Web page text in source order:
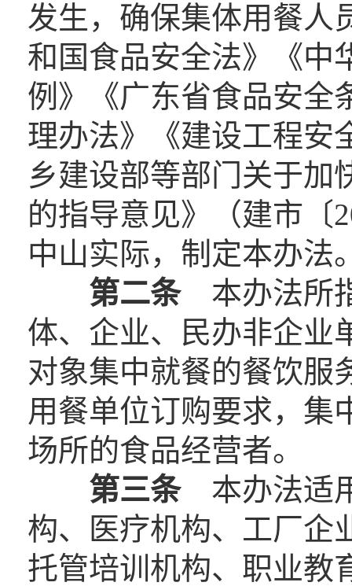
发生，确保集体用餐人
和国食品安全法》《中
例》《广东省食品安全
理办法》《建设工程安
乡建设部等部门关于加
的指导意见》（建市〔
中山实际，制定本办法
第二条本办法所
体、企业、民办非企业
对象集中就餐的餐饮服
用餐单位订购要求，集
场所的食品经营者。
第三条本办法适
构、医疗机构、工厂企
托管培训机构、职业教